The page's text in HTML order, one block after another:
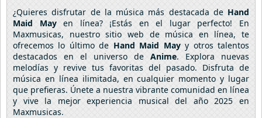
¿Quieres disfrutar de la música más destacada de Hand
Maid Mayen línea? ¡Estás en el lugar perfecto! En
Maxmusicas, nuestro sitio web de música en línea, te
ofrecemos lo último de Hand Maid Mayy otros talentos
destacados en el universo de Anime. Explora nuevas
melodías y revive tus favoritas del pasado. Disfruta de
música en línea ilimitada, en cualquier momento y lugar
que prefieras. Únete a nuestra vibrante comunidad en línea
y vive la mejor experiencia musical del año 2025 en
Maxmusicas.